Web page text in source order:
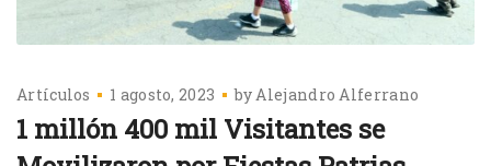
Artículos 1 agosto, 2023 by Alejandro Alferrano
1 millón 400 mil Visitantes se